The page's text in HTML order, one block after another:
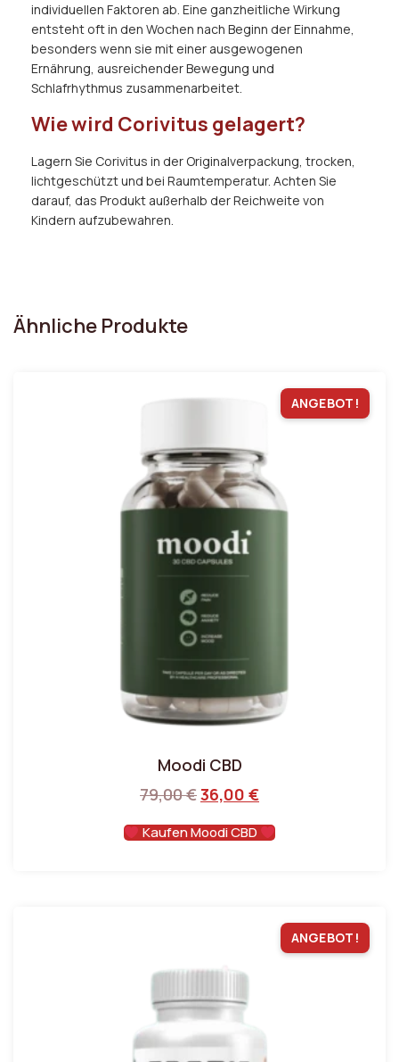
individuellen Faktoren ab. Eine ganzheitliche Wirkung
entsteht oft in den Wochen nach Beginn der Einnahme,
besonders wenn sie mit einer ausgewogenen
Ernährung, ausreichender Bewegung und
Schlafrhythmus zusammenarbeitet.
Wie wird Corivitus gelagert?
Lagern Sie Corivitus in der Originalverpackung, trocken,
lichtgeschützt und bei Raumtemperatur. Achten Sie
darauf, das Produkt außerhalb der Reichweite von
Kindern aufzubewahren.
Ähnliche Produkte
ANGEBOT!
Moodi CBD
79,00€36,00 €
Kaufen Moodi CBD
ANGEBOT!